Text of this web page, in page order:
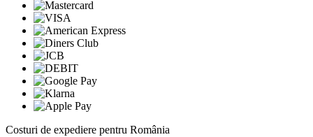
Costuri de expediere pentru România